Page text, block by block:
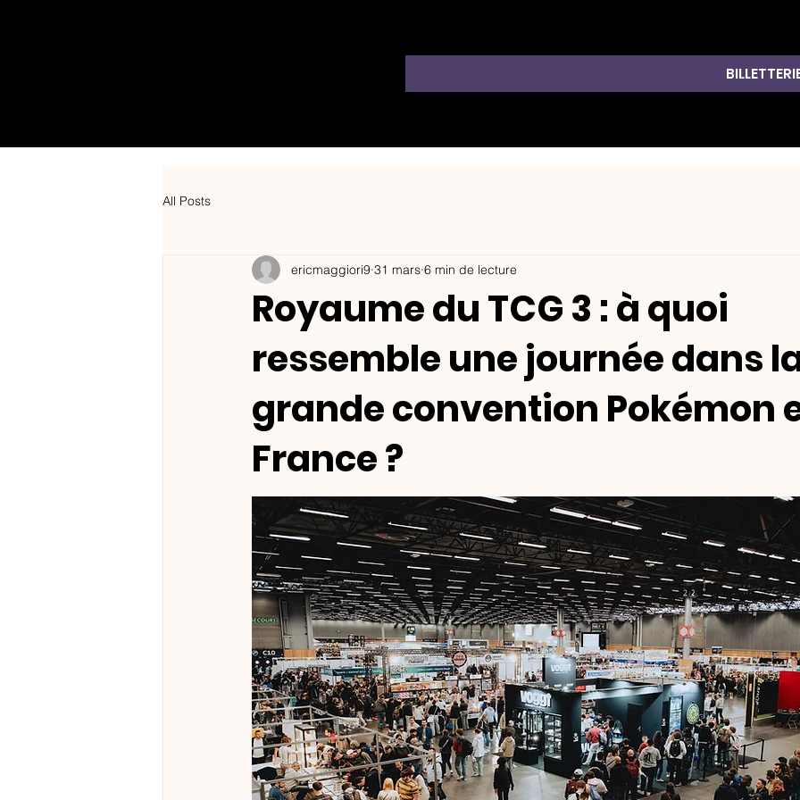
All Posts
Royaume du TCG 3 : à quoi
ressemble une journée dans
grande convention Pokémon
France ?
ericmaggiori9 31 mars 6 min de lecture